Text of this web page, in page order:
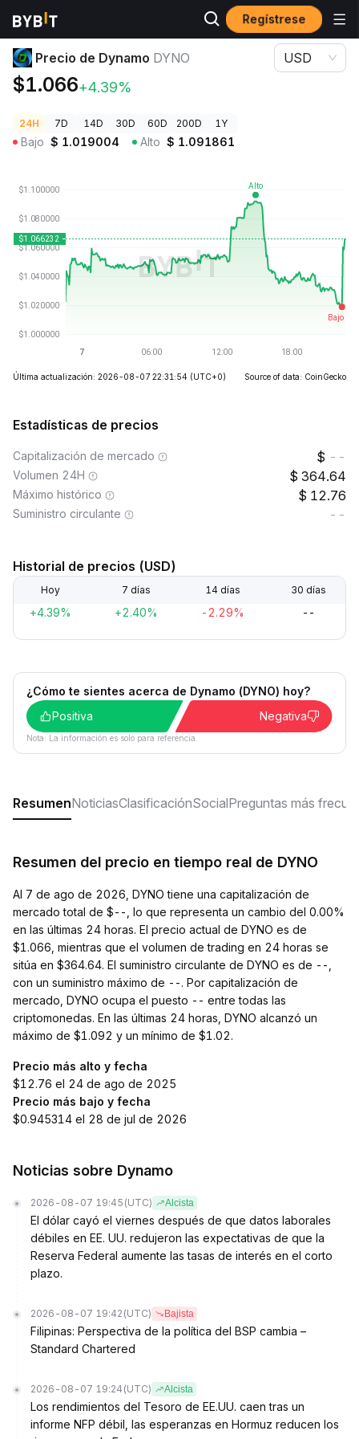
Regístrese
Precios de Criptomonedas Precio de Dynamo DYNO
Precio de Dynamo DYNO
$1.066+4.39%
USD
24H 7D 14D 30D 60D 200D 1Y
Bajo $ 1.019004 Alto $ 1.091861
Última actualización: 2026-08-07 22:31:54 (UTC+0) Source of data: CoinGecko
Estadísticas de precios
Capitalización de mercado --
Volumen 24H 364.64
Máximo histórico 12.76
Suministro circulante --
Historial de precios (USD)
Hoy 7 días 14 días 30 días
+4.39% +2.40% -2.29% --
¿Cómo te sientes acerca de Dynamo (DYNO) hoy?
Positiva
Negativa
Nota: La información es solo para referencia.
ResumenNoticiasClasificaciónSocialPreguntas más
Resumen del precio en tiempo real de DYNO
Al 7 de ago de 2026, DYNO tiene una capitalización de
mercado total de $--, lo que representa un cambio del 0.00%
en las últimas 24 horas. El precio actual de DYNO es de
$1.066, mientras que el volumen de trading en 24 horas se
sitúa en $364.64. El suministro circulante de DYNO es de --,
con un suministro máximo de --. Por capitalización de
mercado, DYNO ocupa el puesto -- entre todas las
criptomonedas. En las últimas 24 horas, DYNO alcanzó un
máximo de $1.092 y un mínimo de $1.02.
Precio más alto y fecha
$12.76 el 24 de ago de 2025
Precio más bajo y fecha
$0.945314 el 28 de jul de 2026
Noticias sobre Dynamo
2026-08-07 19:45 (UTC) Alcista
El dólar cayó el viernes después de que datos laborales
débiles en EE. UU. redujeron las expectativas de que la
Reserva Federal aumente las tasas de interés en el corto
plazo.
2026-08-07 19:42 (UTC) Bajista
Filipinas: Perspectiva de la política del BSP cambia –
Standard Chartered
2026-08-07 19:24 (UTC) Alcista
Los rendimientos del Tesoro de EE.UU. caen tras un
informe NFP débil, las esperanzas en Hormuz reducen los